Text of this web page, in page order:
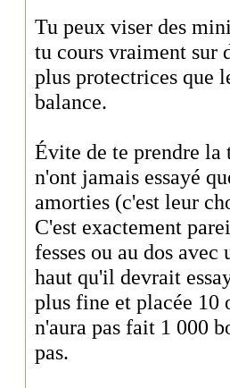
Tu peux viser des
tu cours vraiment sur
plus protectrices que
balance.
Évite de te prendre la
n'ont jamais essayé
amorties (c'est leur
C'est exactement
fesses ou au dos
haut qu'il devrait
plus fine et placée 10
n'aura pas fait 1 000
pas.